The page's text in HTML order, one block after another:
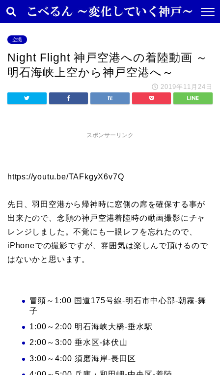
空撮
Night Flight 神戸空港への着陸動画 ～
明石海峡上空から神戸空港へ～
2019年11月24日
スポンサーリンク
https://youtu.be/TAFkgyX6v7Q
先日、羽田空港から帰神時に窓側の席を確保する事が
出来たので、念願の神戸空港着陸時の動画撮影にチャ
レンジしました。不覚にも一眼レフを忘れたので、
iPhoneでの撮影ですが、雰囲気は楽しんで頂けるので
はないかと思います。
冒頭～1:00 国道175号線-明石市中心部-朝霧-舞
子
1:00～2:00 明石海峡大橋-垂水駅
2:00～3:00 垂水区-鉢伏山
3:00～4:00 須磨海岸-長田区